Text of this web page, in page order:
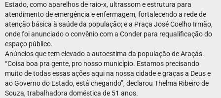
Estado, como aparelhos de raio-x, ultrassom e estrutura para
atendimento de emergência e enfermagem, fortalecendo a rede de
atenção básica à saúde da população; e a Praça José Coelho Irmão,
onde foi anunciado o convênio com a Conder para requalificação do
espaço público.
Anúncios que tem elevado a autoestima da população de Araçás.
“Coisa boa pra gente, pro nosso município. Estamos precisando
muito de todas essas ações aqui na nossa cidade e graças a Deus e
ao Governo do Estado, está chegando”, declarou Thelma Ribeiro de
Souza, trabalhadora doméstica de 51 anos.